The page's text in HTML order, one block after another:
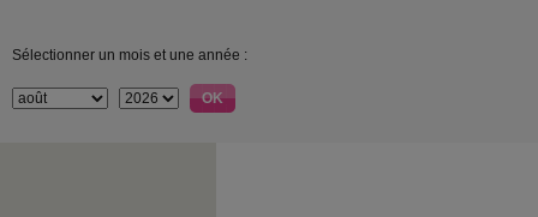
Sélectionner un mois et une année :